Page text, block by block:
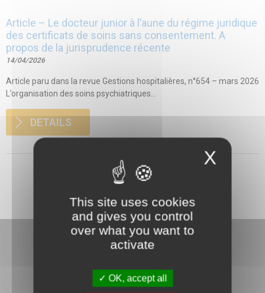
Article – Le docteur junior à l’aune du régime juridique
des certificats de soins sans consentement. A
propos de la jurisprudence récente
14/04/2026
Article paru dans la revue Gestions hospitalières, n°654 – mars 2026
L’organisation des soins psychiatriques...
DETAILS
X
This site uses cookies
and gives you control
over what you want to
activate
OK, accept all